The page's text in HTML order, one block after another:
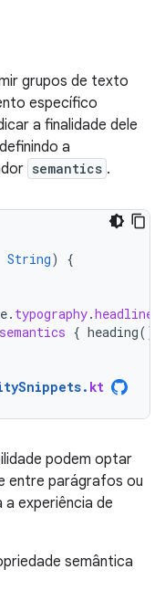
grupos de texto
específico
a finalidade dele
a
semantics .
String)
{
. typography.
semantics { heading()
. kt
podem optar
entre parágrafos ou
a experiência de
semântica